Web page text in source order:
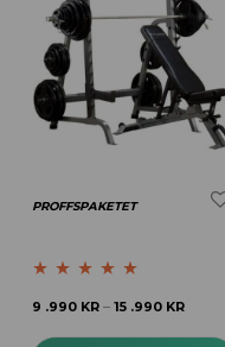
PROFFSPAKETET
Betygsatt 5.00
9 .990 KR – 15 .990 KR